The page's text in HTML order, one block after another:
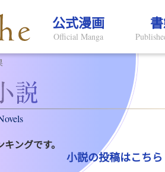
公式漫画
Official Manga
ングです。
小説の投稿はこちら